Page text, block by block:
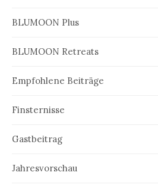
BLUMOON Plus
BLUMOON Retreats
Empfohlene Beiträge
Finsternisse
Gastbeitrag
Jahresvorschau